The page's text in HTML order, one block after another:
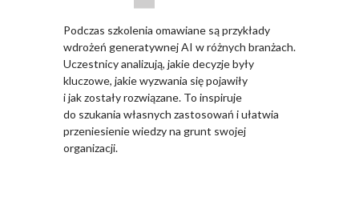
Podczas szkolenia omawiane są przykłady
wdrożeń generatywnej AI w różnych branżach.
Uczestnicy analizują, jakie decyzje były
kluczowe, jakie wyzwania się pojawiły
i jak zostały rozwiązane. To inspiruje
do szukania własnych zastosowań i ułatwia
przeniesienie wiedzy na grunt swojej
organizacji.